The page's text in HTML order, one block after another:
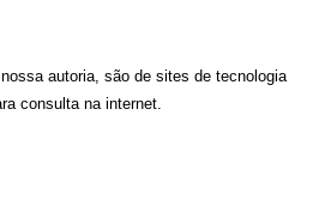
autoria, são de sites de tecnologia
consulta na internet.